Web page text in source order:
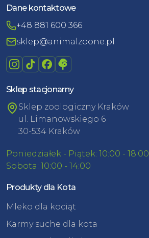
Dane kontaktowe
+48 881 600 366
sklep@animalzoone.pl
Sklep stacjonarny
Sklep zoologiczny Kraków
ul. Limanowskiego 6
30-534 Kraków
Poniedziałek - Piątek: 10:00 - 18:00
Sobota: 10:00 - 14:00
Produkty dla Kota
Mleko dla kociąt
Karmy suche dla kota